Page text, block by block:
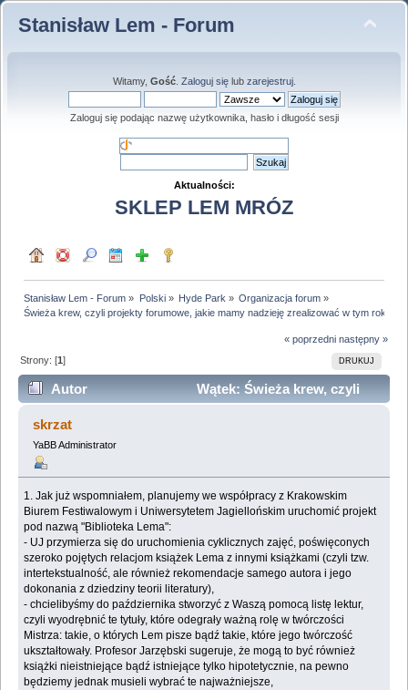
Stanisław Lem - Forum
Witamy, Gość. Zaloguj sięlub zarejestruj.
Zaloguj się podając nazwę użytkownika, hasło i długość sesji
Aktualności:
SKLEP LEM MRÓZ
Stanisław Lem - Forum » Polski» Hyde Park » Organizacja forum »
Świeża krew, czyli projekty forumowe, jakie mamy nadzieję zrealizować w tym roku
« poprzedni następny »
DRUKUJ
Strony: [1]
Autor
Wątek: Świeża krew, czyli
projekty forumowe, jakie mamy nadzieję zrealizować w
tym roku (Przeczytany 91155 razy)
skrzat
YaBB Administrator
1. Jak już wspomniałem, planujemy we współpracy z Krakowskim
Biurem Festiwalowym i Uniwersytetem Jagiellońskim uruchomić projekt
pod nazwą "Biblioteka Lema":
- UJ przymierza się do uruchomienia cyklicznych zajęć, poświęconych
szeroko pojętych relacjom książek Lema z innymi książkami (czyli tzw.
intertekstualność, ale również rekomendacje samego autora i jego
dokonania z dziedziny teorii literatury),
- chcielibyśmy do października stworzyć z Waszą pomocą listę lektur,
czyli wyodrębnić te tytuły, które odegrały ważną rolę w twórczości
Mistrza: takie, o których Lem pisze bądź takie, które jego twórczość
ukształtowały. Profesor Jarzębski sugeruje, że mogą to być również
książki nieistniejące bądź istniejące tylko hipotetycznie, na pewno
będziemy jednak musieli wybrać te najważniejsze,